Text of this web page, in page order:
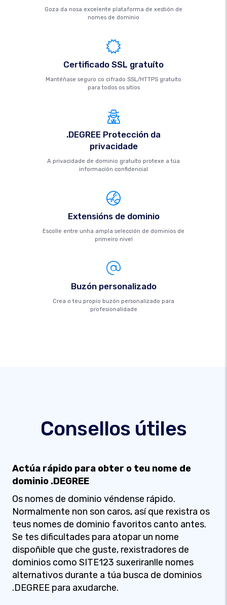
Goza da nosa excelente plataforma de xestión de
nomes de dominio
Certificado SSL gratuíto
Mantéñase seguro co cifrado SSL/HTTPS gratuíto
para todos os sitios
.DEGREE Protección da
privacidade
A privacidade de dominio gratuíto protexe a túa
información confidencial
Extensións de dominio
Escolle entre unha ampla selección de dominios de
primeiro nivel
Buzón personalizado
Crea o teu propio buzón personalizado para
profesionalidade
Consellos útiles
Actúa rápido para obter o teu nome de
dominio .DEGREE
Os nomes de dominio véndense rápido.
Normalmente non son caros, así que rexistra os
teus nomes de dominio favoritos canto antes.
Se tes dificultades para atopar un nome
dispoñible que che guste, rexistradores de
dominios como SITE123 suxeriranlle nomes
alternativos durante a túa busca de dominios
.DEGREE para axudarche.